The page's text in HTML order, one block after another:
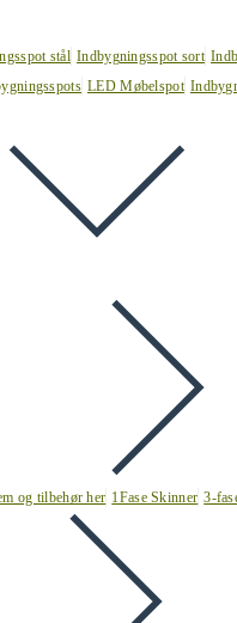
stål Indbygningsspot sort
LED Møbelspot
og tilbehør her 1Fase Skinner 3-